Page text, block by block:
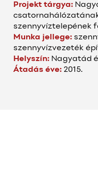
Projekt tárgya:
szennyvíztelepének
Munka jellege:
szennyvízvezeték
Helyszín: Nagyatád
Átadás éve: 2015.